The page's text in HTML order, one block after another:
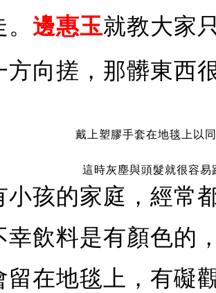
邊惠玉就教大家
方向搓，那髒東西
戴上塑膠手套在地毯上以
這時灰塵與頭髮就很容易
小孩的家庭，經常
幸飲料是有顏色的
留在地毯上，有礙